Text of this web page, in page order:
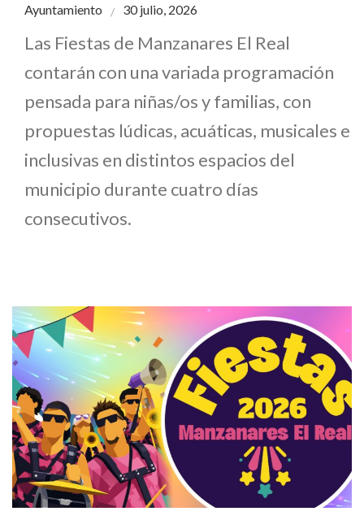
Ayuntamiento 30 julio, 2026
Las Fiestas de Manzanares El Real
contarán con una variada programación
pensada para niñas/os y familias, con
propuestas lúdicas, acuáticas, musicales e
inclusivas en distintos espacios del
municipio durante cuatro días
consecutivos.